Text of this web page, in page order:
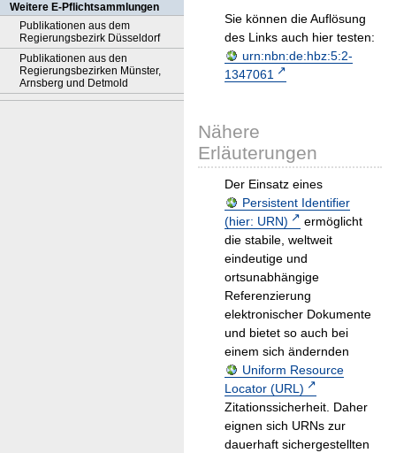
Weitere E-Pflichtsammlungen
Publikationen aus dem
Regierungsbezirk Düsseldorf
Publikationen aus den
Regierungsbezirken Münster,
Arnsberg und Detmold
Sie können die Auflösung
des Links auch hier testen:
urn:nbn:de:hbz:5:2-
1347061
Nähere
Erläuterungen
Der Einsatz eines
Persistent Identifier
(hier: URN)
ermöglicht
die stabile, weltweit
eindeutige und
ortsunabhängige
Referenzierung
elektronischer Dokumente
und bietet so auch bei
einem sich ändernden
Uniform Resource
Locator (URL)
Zitationssicherheit. Daher
eignen sich URNs zur
dauerhaft sichergestellten